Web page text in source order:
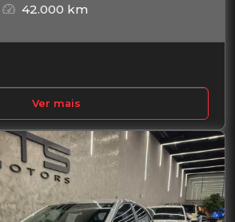
42.000 km
Ver mais